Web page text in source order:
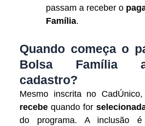
passam a receber o
Família.
Quando começa o
Bolsa Família
cadastro?
Mesmo inscrita no
recebe quando for
do programa. A inclusão